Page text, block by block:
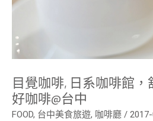
目覺咖啡, 日系咖啡館
好咖啡@台中
FOOD, 台中美食旅遊, 咖啡廳 /
啡
@
台
中